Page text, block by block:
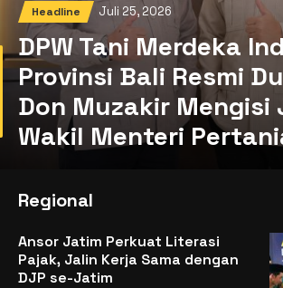
Headline Juli 25, 2026
DPW Tani Merdeka
Provinsi Bali Resmi
Don Muzakir Mengisi
Wakil Menteri
Regional
Ansor Jatim Perkuat Literasi
Pajak, Jalin Kerja Sama dengan
DJP se-Jatim